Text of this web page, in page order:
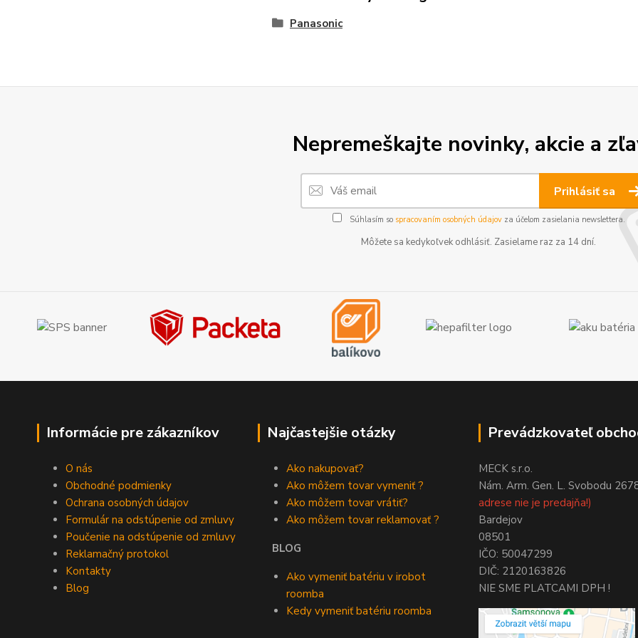
Panasonic
Nepremeškajte novinky, akcie a
Prihlásiť sa
Súhlasím so spracovaním osobných údajovza účelom zasielania newslettera.
Môžete sa kedykoľvek odhlásiť. Zasielame raz za 14 dní.
Informácie pre zákazníkov
O nás
Obchodné podmienky
Ochrana osobných údajov
Formulár na odstúpenie od zmluvy
Poučenie na odstúpenie od zmluvy
Reklamačný protokol
Kontakty
Blog
Najčastejšie otázky
Ako nakupovať?
Ako môžem tovar vymeniť ?
Ako môžem tovar vrátiť?
Ako môžem tovar reklamovať ?
BLOG
Ako vymeniť batériu v irobot
roomba
Kedy vymeniť batériu roomba
Prevádzkovateľ
MECK s.r.o.
Nám. Arm. Gen. L. Svobodu
adrese nie je predajňa!)
Bardejov
08501
IČO: 50047299
DIČ: 2120163826
NIE SME PLATCAMI DPH !